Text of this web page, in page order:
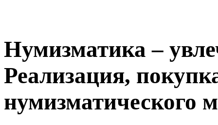
Нумизматика –
Реализация,
нумизматического